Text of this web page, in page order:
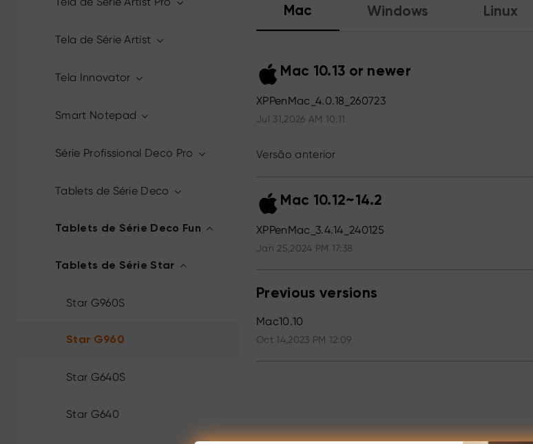
Tela de Série Artist
Tela Innovator
Smart Notepad
Série Profissional Deco Pro
Tablets de Série Deco
Tablets de Série Deco Fun
Tablets de Série Star
Star G960S
Star G960
Star G640S
Star G640
Mac Windows Linux
Mac 10.13 or newer
XPPenMac_4.0.18_260723
Jul 31,2026 AM 10:11
Versão anterior
Mac 10.12~14.2
XPPenMac_3.4.14_240125
Jan 25,2024 PM 17:38
Previous versions
Mac10.10
Oct 14,2023 PM 12:09